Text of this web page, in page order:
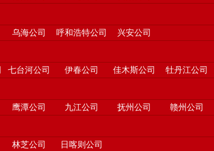
乌海公司 呼和浩特公司 兴安公司
七台河公司 伊春公司 佳木斯公司 牡丹江公司
鹰潭公司 九江公司 抚州公司 赣州公司
林芝公司 日喀则公司